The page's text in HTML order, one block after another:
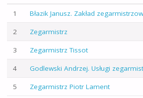
1 Błazik Janusz. Zakład
2 Zegarmistrz
3 Zegarmistrz Tissot
4 Godlewski Andrzej. Usługi
5 Zegarmistrz Piotr Lament